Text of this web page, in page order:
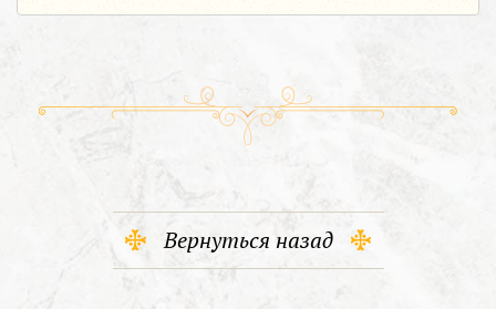
Вернуться назад